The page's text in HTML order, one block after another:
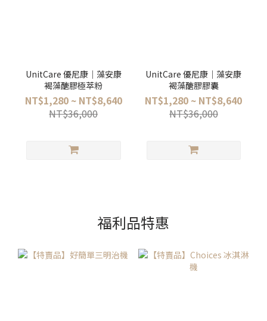
UnitCare 優尼康｜藻安康
褐藻醣膠極萃粉
NT$1,280 ~ NT$8,640
NT$36,000
UnitCare 優尼康｜藻安康
褐藻醣膠膠囊
NT$1,280 ~ NT$8,640
NT$36,000
福利品特惠